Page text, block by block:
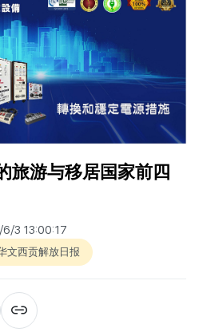
旅游与移居国家前四
3 13:00:17
文西贡解放日报